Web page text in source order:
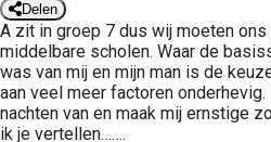
Delen
A zit in groep 7 dus wij moeten ons
middelbare scholen. Waar de
was van mij en mijn man is de
aan veel meer factoren
nachten van en maak mij ernstige
ik je vertellen…….